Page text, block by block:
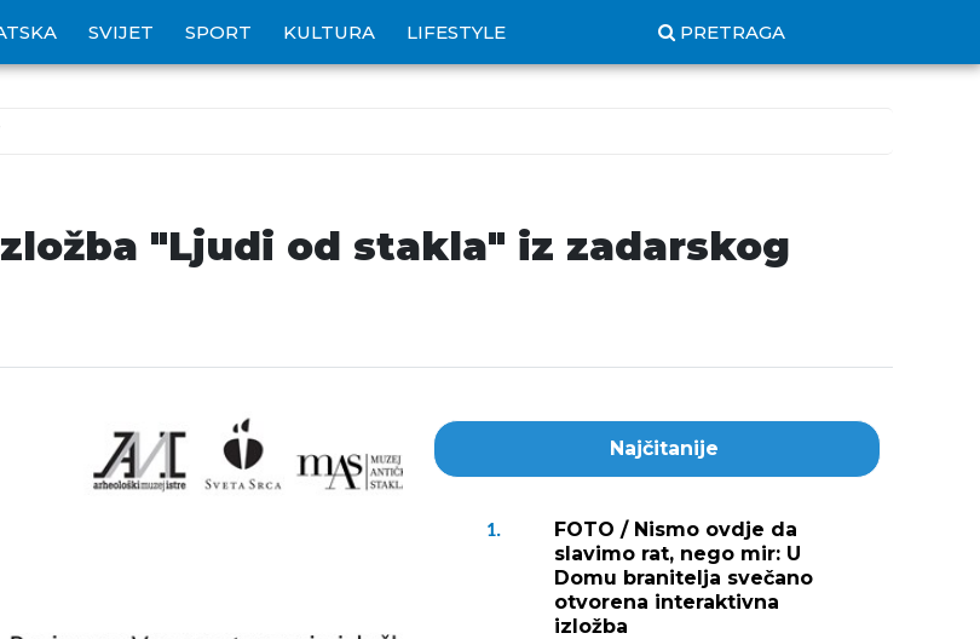
SVIJET SPORT KULTURA LIFESTYLE PRETRAGA
"Ljudi od stakla" iz zadarskog
Najčitanije
1.
FOTO / Nismo ovdje da
slavimo rat, nego mir: U
Domu branitelja svečano
otvorena interaktivna
izložba